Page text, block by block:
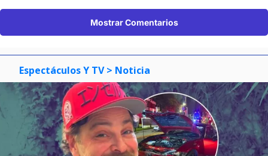
Mostrar Comentarios
Espectáculos Y TV > Noticia